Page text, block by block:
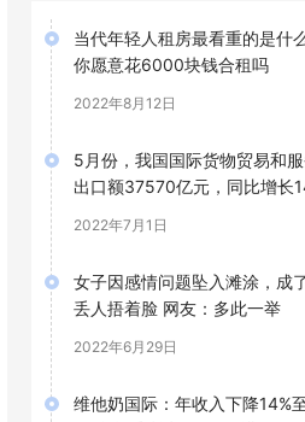
当代年轻人租房最看重的是什
你愿意花6000块钱合租吗
2022年8月12日
5月份，我国国际货物贸易和
出口额37570亿元，同比增长
2022年7月1日
女子因感情问题坠入滩涂，成
丢人捂着脸 网友：多此一举
2022年6月29日
维他奶国际：年收入下降14%